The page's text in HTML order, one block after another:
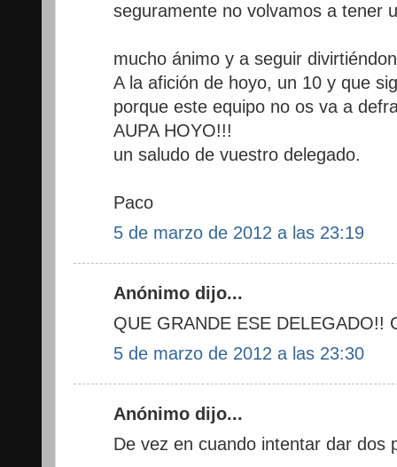
seguramente no volvamos a tener
mucho ánimo y a seguir
A la afición de hoyo, un 10 y que
porque este equipo no os va a
AUPA HOYO!!!
un saludo de vuestro delegado.
Paco
5 de marzo de 2012 a las 23:19
Anónimo dijo...
QUE GRANDE ESE DELEGADO!!
5 de marzo de 2012 a las 23:30
Anónimo dijo...
De vez en cuando intentar dar dos